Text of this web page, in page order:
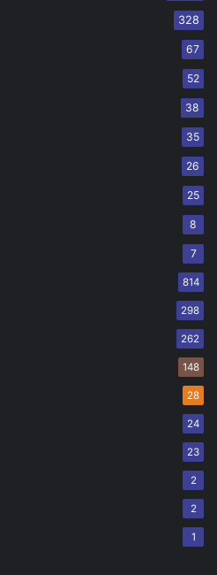
328
67
52
38
35
26
25
8
7
814
298
262
148
28
24
23
2
2
1